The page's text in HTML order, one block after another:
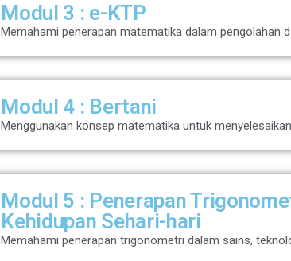
Modul 3 : e-KTP
Memahami penerapan matematika dalam pengolahan
Modul 4 : Bertani
Menggunakan konsep matematika untuk
Modul 5 : Penerapan
Kehidupan Sehari-hari
Memahami penerapan trigonometri dalam sains,